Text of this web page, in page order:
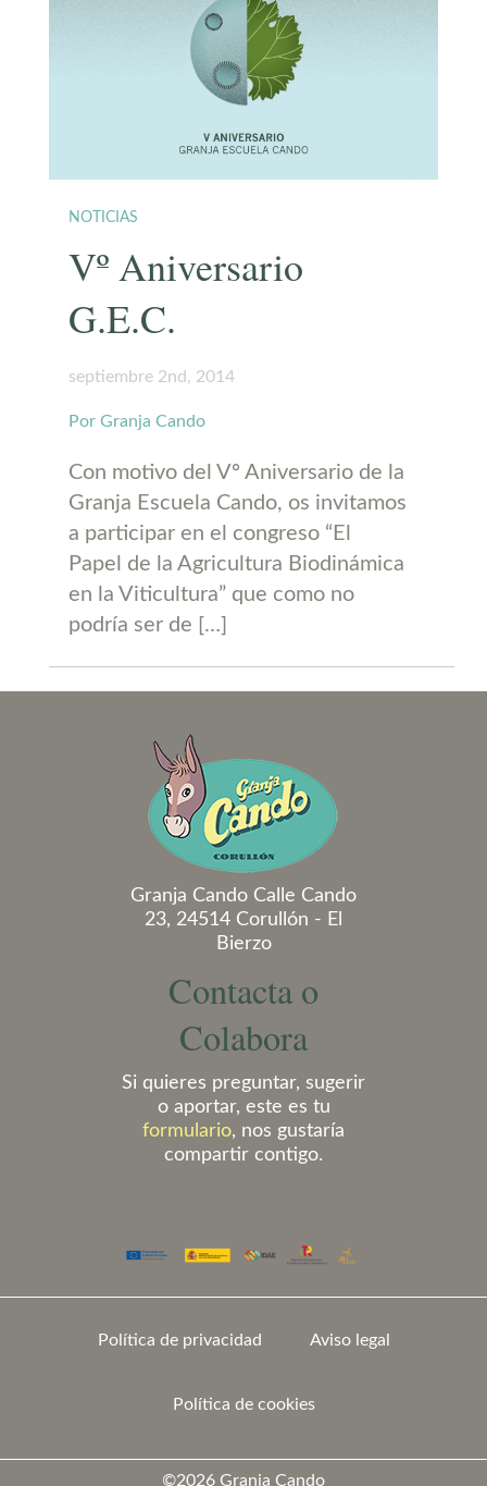
NOTICIAS
Vº Aniversario
G.E.C.
septiembre 2nd, 2014
Por Granja Cando
Con motivo del Vº Aniversario de la
Granja Escuela Cando, os invitamos
a participar en el congreso “El
Papel de la Agricultura Biodinámica
en la Viticultura” que como no
podría ser de […]
Granja Cando Calle Cando
23, 24514 Corullón - El
Bierzo
Contacta o
Colabora
Si quieres preguntar, sugerir
o aportar, este es tu
formulario, nos gustaría
compartir contigo.
Política de privacidad Aviso legal
Política de cookies
©2026 Granja Cando